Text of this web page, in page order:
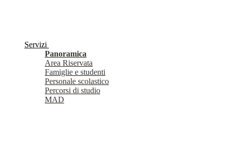
Servizi
Panoramica
Area Riservata
Famiglie e studenti
Personale scolastico
Percorsi di studio
MAD